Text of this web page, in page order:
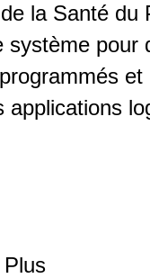
la Santé du
système pour
et
applications